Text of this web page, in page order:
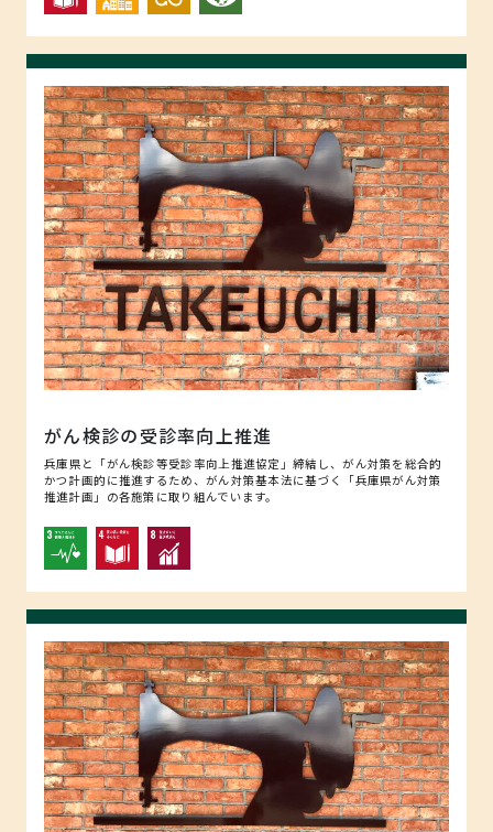
がん検診の受診率向上推進
兵庫県と「がん検診等受診率向上推進協定」締結し、がん対策を総合的
かつ計画的に推進するため、がん対策基本法に基づく「兵庫県がん対策
推進計画」の各施策に取り組んでいます。